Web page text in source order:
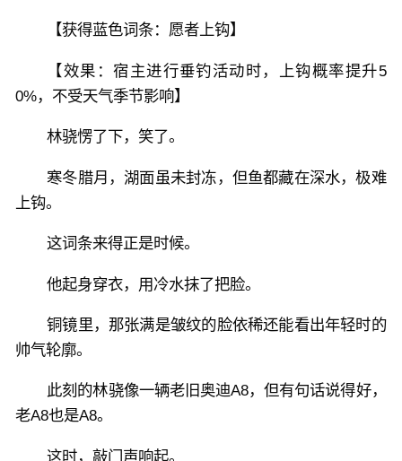
【获得蓝色词条：愿者上钩】
【效果：宿主进行垂钓活动时，上钩概率提升5
0%，不受天气季节影响】
林骁愣了下，笑了。
寒冬腊月，湖面虽未封冻，但鱼都藏在深水，极难
上钩。
这词条来得正是时候。
他起身穿衣，用冷水抹了把脸。
铜镜里，那张满是皱纹的脸依稀还能看出年轻时的
帅气轮廓。
此刻的林骁像一辆老旧奥迪A8，但有句话说得好，
老A8也是A8。
这时，敲门声响起。